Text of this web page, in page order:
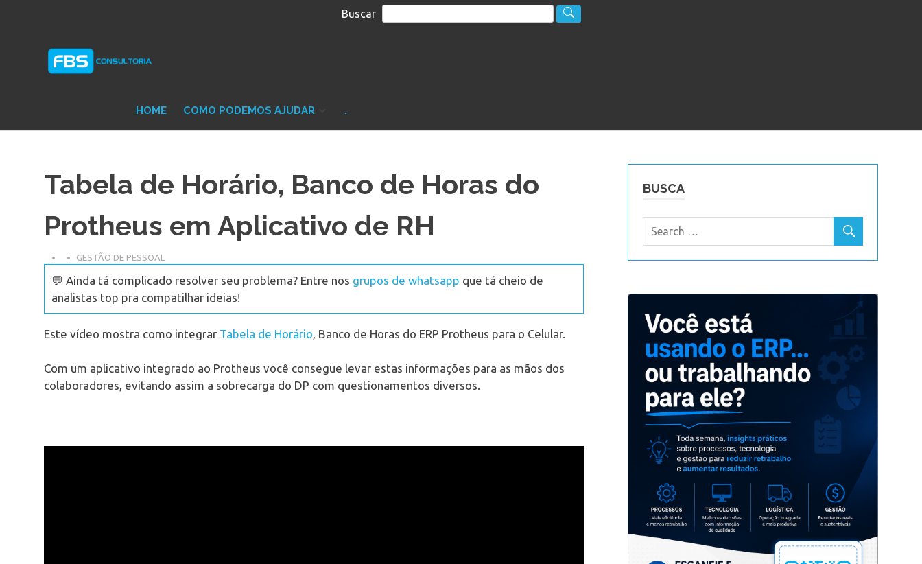
Buscar
Protheus
TOTVS
HOME COMO PODEMOS AJUDAR .
Tabela de Horário, Banco de Horas do
Protheus em Aplicativo de RH
GESTÃO DE PESSOAL
💬 Ainda tá complicado resolver seu problema? Entre nos grupos de whatsapp que tá cheio de
analistas top pra compatilhar ideias!
Este vídeo mostra como integrar Tabela de Horário , Banco de Horas do ERP Protheus para o Celular.
Com um aplicativo integrado ao Protheus você consegue levar estas informações para as mãos dos
colaboradores, evitando assim a sobrecarga do DP com questionamentos diversos.
BUSCA